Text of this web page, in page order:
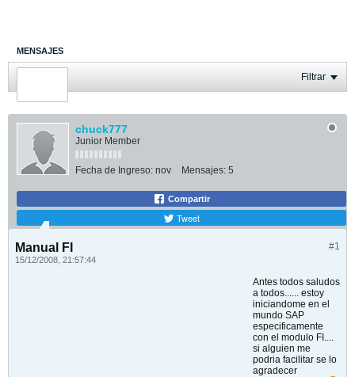
MENSAJES
ÚLTIMA ACTIVIDAD Filtrar
chuck777
Junior Member
Fecha de Ingreso: nov Mensajes: 5
Compartir
Tweet
#1
Manual FI
15/12/2008, 21:57:44
Antes todos saludos
a todos...... estoy
iniciandome en el
mundo SAP
especificamente
con el modulo FI....
si alguien me
podria facilitar se lo
agradecer